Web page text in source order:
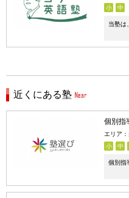
小
中
当塾は
近くにある塾
個別指
エリア
小
中
個別指